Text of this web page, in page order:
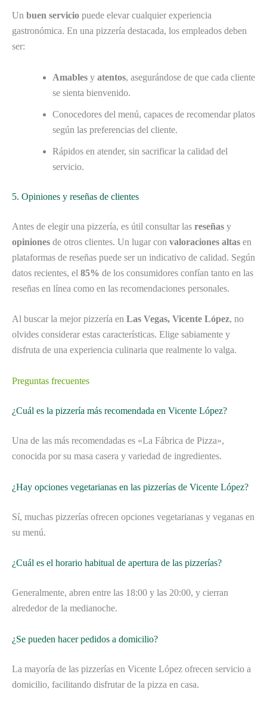
Un buen servicio puede elevar cualquier experiencia
gastronómica. En una pizzería destacada, los empleados deben
ser:
Amables y atentos, asegurándose de que cada cliente
se sienta bienvenido.
Conocedores del menú, capaces de recomendar platos
según las preferencias del cliente.
Rápidos en atender, sin sacrificar la calidad del
servicio.
5. Opiniones y reseñas de clientes
Antes de elegir una pizzería, es útil consultar las reseñas y
opiniones de otros clientes. Un lugar con valoraciones altas en
plataformas de reseñas puede ser un indicativo de calidad. Según
datos recientes, el 85% de los consumidores confían tanto en las
reseñas en línea como en las recomendaciones personales.
Al buscar la mejor pizzería en Las Vegas, Vicente López, no
olvides considerar estas características. Elige sabiamente y
disfruta de una experiencia culinaria que realmente lo valga.
Preguntas frecuentes
¿Cuál es la pizzería más recomendada en Vicente López?
Una de las más recomendadas es «La Fábrica de Pizza»,
conocida por su masa casera y variedad de ingredientes.
¿Hay opciones vegetarianas en las pizzerías de Vicente López?
Sí, muchas pizzerías ofrecen opciones vegetarianas y veganas en
su menú.
¿Cuál es el horario habitual de apertura de las pizzerías?
Generalmente, abren entre las 18:00 y las 20:00, y cierran
alrededor de la medianoche.
¿Se pueden hacer pedidos a domicilio?
La mayoría de las pizzerías en Vicente López ofrecen servicio a
domicilio, facilitando disfrutar de la pizza en casa.